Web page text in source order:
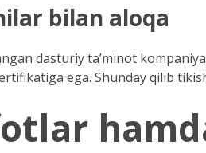
bilan aloqa
dasturiy ta’minot
ega. Shunday qilib